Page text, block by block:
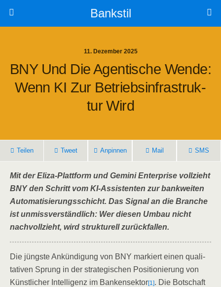
Bankstil
11. Dezember 2025
BNY Und Die Agen­ti­sche Wen­de:
Wenn KI Zur Betriebs­in­fra­struk­
Tur Wird
Tei­len Tweet Anpin­nen Mail SMS
Mit der Eli­za-Platt­form und Gemi­ni Enter­pri­se voll­zieht
BNY den Schritt vom KI-Assis­ten­ten zur bank­wei­ten
Auto­ma­ti­sie­rungs­schicht. Das Signal an die Bran­che
ist unmiss­ver­ständ­lich: Wer die­sen Umbau nicht
nach­voll­zieht, wird struk­tu­rell zurückfallen.
Die jüngs­te Ankün­di­gung von BNY mar­kiert einen qua­li­
ta­ti­ven Sprung in der stra­te­gi­schen Posi­tio­nie­rung von
Künst­li­cher Intel­li­genz im Ban­ken­sek­tor[1]. Die Bot­schaft